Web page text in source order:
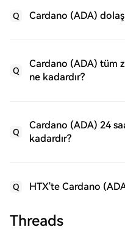
Q Cardano (ADA)
Q
Cardano (ADA) tüm
ne kadardır?
Q
Cardano (ADA) 24
kadardır?
Q HTX'te Cardano
Threads